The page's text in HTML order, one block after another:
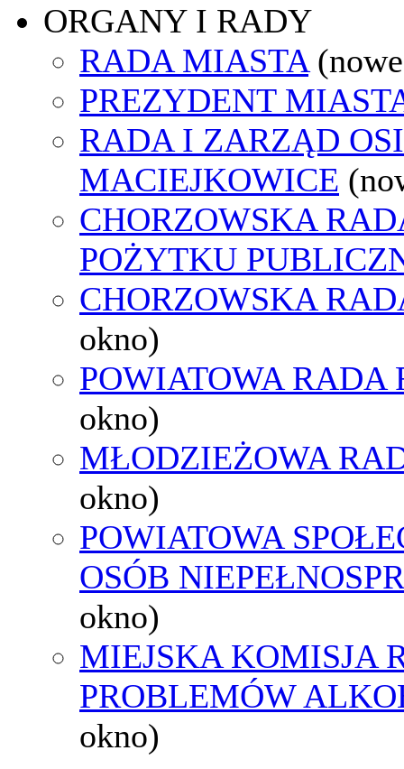
ORGANY I RADY
RADA MIASTA
PREZYDENT
RADA I ZARZĄD
MACIEJKOWICE
CHORZOWSKA
POŻYTKU
CHORZOWSKA
okno)
POWIATOWA RADA
okno)
MŁODZIEŻOWA
okno)
POWIATOWA
OSÓB
okno)
MIEJSKA KOMISJA
PROBLEMÓW
okno)